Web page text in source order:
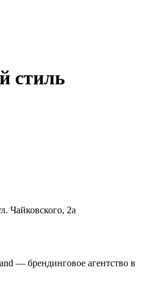
стиль
Чайковского, 2а
— брендинговое агентство в